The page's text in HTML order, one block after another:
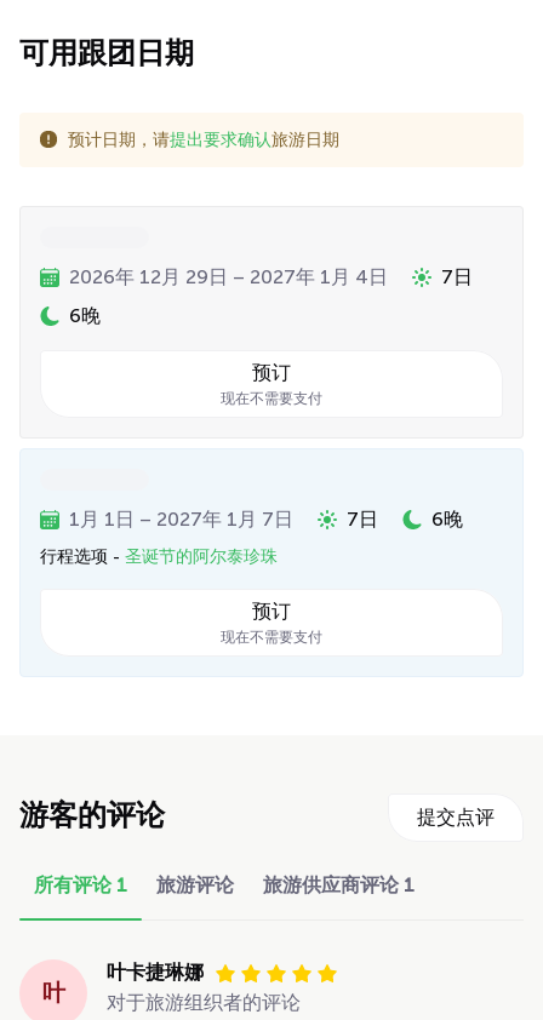
可用跟团日期
预计日期，请提出要求确认旅游日期
2026年 12月 29日 – 2027年 1月 4日
7日
6晚
预订
现在不需要支付
1月 1日 – 2027年 1月 7日 7日 6晚
行程选项 - 圣诞节的阿尔泰珍珠
预订
现在不需要支付
游客的评论 提交点评
所有评论 1 旅游评论 旅游供应商评论 1
叶
叶卡捷琳娜
对于旅游组织者的评论